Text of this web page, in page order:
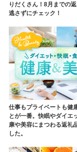
りだくさん！8月までの
逃さずにチェック！
仕事もプライベートも健
とが一番。快眠やダイエ
康や美容にまつわる返礼
した。